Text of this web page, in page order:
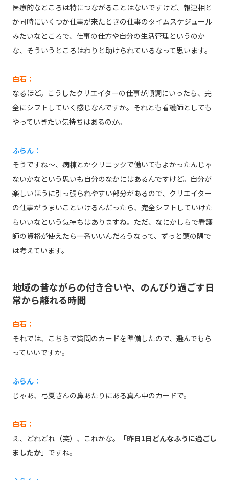
医療的なところは特につながることはないですけど、報連相と
か同時にいくつか仕事が来たときの仕事のタイムスケジュール
みたいなところで、仕事の仕方や自分の生活管理というのか
な、そういうところはわりと助けられているなって思います。
白石：
なるほど。こうしたクリエイターの仕事が順調にいったら、完
全にシフトしていく感じなんですか。それとも看護師としても
やっていきたい気持ちはあるのか。
ふらん：
そうですね～、病棟とかクリニックで働いてもよかったんじゃ
ないかなという思いも自分のなかにはあるんですけど。自分が
楽しいほうに引っ張られやすい部分があるので、クリエイター
の仕事がうまいこといけるんだったら、完全シフトしていけた
らいいなという気持ちはありますね。ただ、なにかしらで看護
師の資格が使えたら一番いいんだろうなって、ずっと頭の隅で
は考えています。
地域の昔ながらの付き合いや、のんびり過ごす日
常から離れる時間
白石：
それでは、こちらで質問のカードを準備したので、選んでもら
っていいですか。
ふらん：
じゃあ、弓夏さんの鼻あたりにある真ん中のカードで。
白石：
え、どれどれ（笑）、これかな。「昨日1日どんなふうに過ごし
ましたか」ですね。